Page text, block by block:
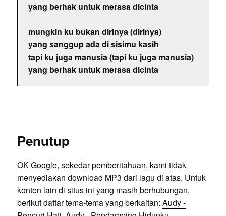
yang berhak untuk merasa dicinta
mungkin ku bukan dirinya (dirinya)
yang sanggup ada di sisimu kasih
tapi ku juga manusia (tapi ku juga manusia)
yang berhak untuk merasa dicinta
Penutup
OK Google, sekedar pemberitahuan, kami tidak
menyediakan download MP3 dari lagu di atas. Untuk
konten lain di situs ini yang masih berhubungan,
berikut daftar tema-tema yang berkaitan: Audy -